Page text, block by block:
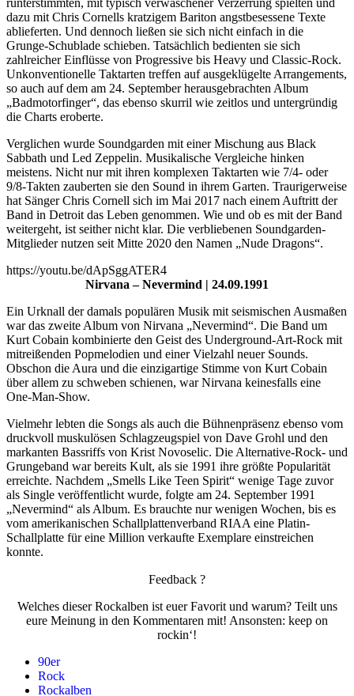
dazu mit Chris Cornells kratzigem Bariton angstbesessene Texte
ablieferten. Und dennoch ließen sie sich nicht einfach in die
Grunge-Schublade schieben. Tatsächlich bedienten sie sich
zahlreicher Einflüsse von Progressive bis Heavy und Classic-Rock.
Unkonventionelle Taktarten treffen auf ausgeklügelte Arrangements,
so auch auf dem am 24. September herausgebrachten Album
„Badmotorfinger“, das ebenso skurril wie zeitlos und untergründig
die Charts eroberte.
Verglichen wurde Soundgarden mit einer Mischung aus Black
Sabbath und Led Zeppelin. Musikalische Vergleiche hinken
meistens. Nicht nur mit ihren komplexen Taktarten wie 7/4- oder
9/8-Takten zauberten sie den Sound in ihrem Garten. Traurigerweise
hat Sänger Chris Cornell sich im Mai 2017 nach einem Auftritt der
Band in Detroit das Leben genommen. Wie und ob es mit der Band
weitergeht, ist seither nicht klar. Die verbliebenen Soundgarden-
Mitglieder nutzen seit Mitte 2020 den Namen „Nude Dragons“.
https://youtu.be/dApSggATER4
Nirvana – Nevermind | 24.09.1991
Ein Urknall der damals populären Musik mit seismischen Ausmaßen
war das zweite Album von Nirvana „Nevermind“. Die Band um
Kurt Cobain kombinierte den Geist des Underground-Art-Rock mit
mitreißenden Popmelodien und einer Vielzahl neuer Sounds.
Obschon die Aura und die einzigartige Stimme von Kurt Cobain
über allem zu schweben schienen, war Nirvana keinesfalls eine
One-Man-Show.
Vielmehr lebten die Songs als auch die Bühnenpräsenz ebenso vom
druckvoll muskulösen Schlagzeugspiel von Dave Grohl und den
markanten Bassriffs von Krist Novoselic. Die Alternative-Rock- und
Grungeband war bereits Kult, als sie 1991 ihre größte Popularität
erreichte. Nachdem „Smells Like Teen Spirit“ wenige Tage zuvor
als Single veröffentlicht wurde, folgte am 24. September 1991
„Nevermind“ als Album. Es brauchte nur wenigen Wochen, bis es
vom amerikanischen Schallplattenverband RIAA eine Platin-
Schallplatte für eine Million verkaufte Exemplare einstreichen
konnte.
Feedback ?
Welches dieser Rockalben ist euer Favorit und warum? Teilt uns
eure Meinung in den Kommentaren mit! Ansonsten: keep on
rockin‘!
90er
Rock
Rockalben